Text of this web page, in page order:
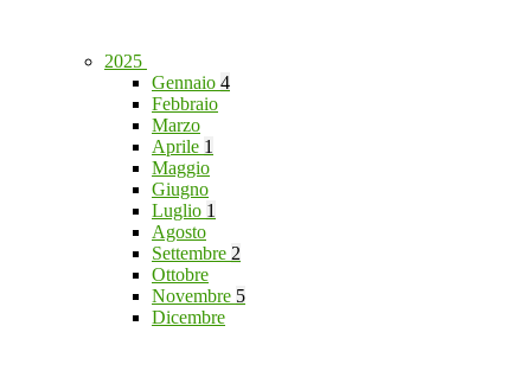
2025
Gennaio 4
Febbraio
Marzo
Aprile 1
Maggio
Giugno
Luglio 1
Agosto
Settembre 2
Ottobre
Novembre 5
Dicembre